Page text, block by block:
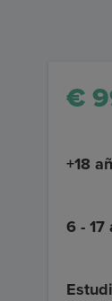
€
+18
6 - 17